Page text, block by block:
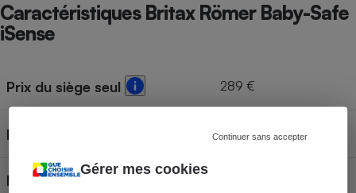
Gérer mes cookies
Continuer sans accepter
Caractéristiques Britax Römer Baby-Safe
iSense
Prix du siège seul 289 €
Prix de la base
Norme d'homologation